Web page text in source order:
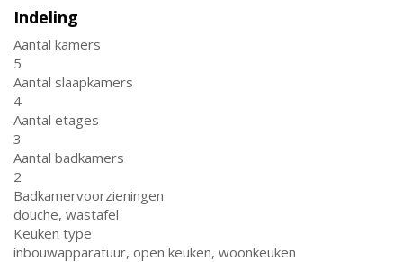
Indeling
Aantal kamers
5
Aantal slaapkamers
4
Aantal etages
3
Aantal badkamers
2
Badkamervoorzieningen
douche, wastafel
Keuken type
inbouwapparatuur, open keuken, woonkeuken